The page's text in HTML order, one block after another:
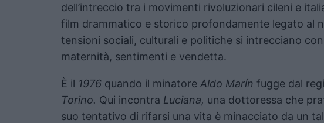
dell’intreccio tra i movimenti rivoluzionari cileni e
film drammatico e storico profondamente legato al
tensioni sociali, culturali e politiche si intrecciano
maternità, sentimenti e vendetta.
È il 1976 quando il minatore Aldo Marín fugge dal
Torino. Qui incontra Luciana, una dottoressa che
suo tentativo di rifarsi una vita è minacciato da un